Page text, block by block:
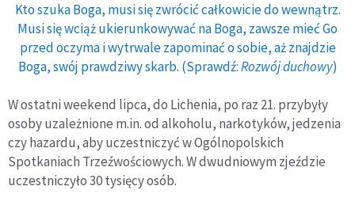
Kto szuka Boga, musi się zwrócić całkowicie do wewnątrz.
Musi się wciąż ukierunkowywać na Boga, zawsze mieć Go
przed oczyma i wytrwale zapominać o sobie, aż znajdzie
Boga, swój prawdziwy skarb. (Sprawdź:Rozwój duchowy)
W ostatni weekend lipca, do Lichenia, po raz 21. przybyły
osoby uzależnione m.in. od alkoholu, narkotyków, jedzenia
czy hazardu, aby uczestniczyć w Ogólnopolskich
Spotkaniach Trzeźwościowych. W dwudniowym zjeździe
uczestniczyło 30 tysięcy osób.